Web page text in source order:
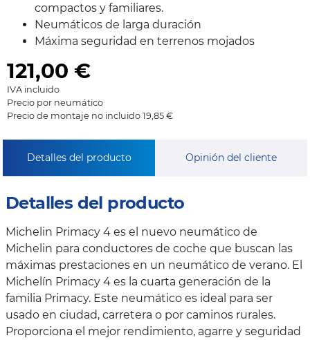
compactos y familiares.
Neumáticos de larga duración
Máxima seguridad en terrenos mojados
121,00 €
IVA incluido
Precio por neumático
Precio de montaje no incluido 19,85 €
Detalles del producto Opinión del cliente
Detalles del producto
Michelin Primacy 4 es el nuevo neumático de
Michelin para conductores de coche que buscan las
máximas prestaciones en un neumático de verano. El
Michelín Primacy 4 es la cuarta generación de la
familia Primacy. Este neumático es ideal para ser
usado en ciudad, carretera o por caminos rurales.
Proporciona el mejor rendimiento, agarre y seguridad